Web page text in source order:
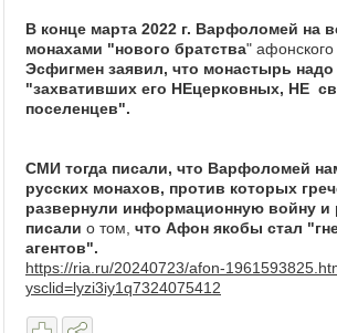
В конце марта 2022 г. Варфоломей на
монахами "нового братства" афонского
Эсфигмен заявил, что монастырь
"захвативших его НЕцерковных, НЕ
поселенцев".
СМИ тогда писали, что Варфоломей
русских монахов, против которых
развернули информационную войну и
писали о том, что Афон якобы стал
агентов".
https://ria.ru/20240723/afon-
ysclid=lyzi3iy1q7324075412